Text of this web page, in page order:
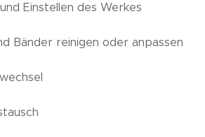
Einstellen des Werkes
Bänder reinigen oder anpassen